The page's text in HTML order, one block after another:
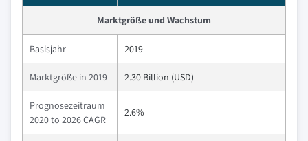
Marktgröße und Wachstum
Basisjahr 2019
Marktgröße in 2019 2.30 Billion (USD)
Prognosezeitraum
2020 to 2026 CAGR
2.6%